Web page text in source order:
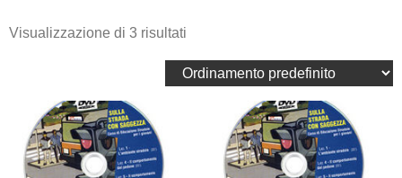
Visualizzazione di 3 risultati